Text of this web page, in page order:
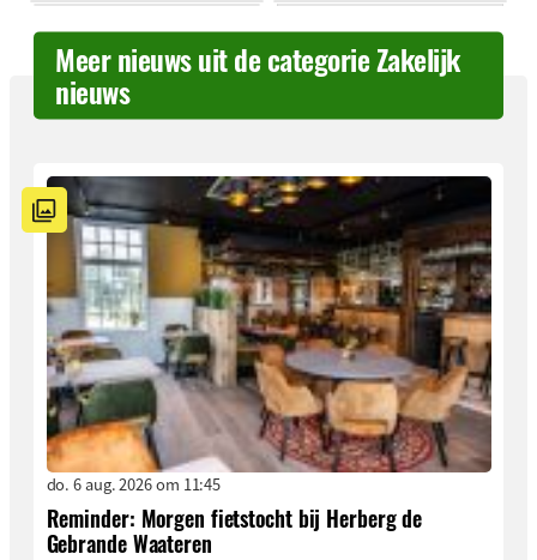
Meer nieuws uit de categorie Zakelijk
nieuws
do. 6 aug. 2026 om 11:45
Reminder: Morgen fietstocht bij Herberg de
Gebrande Waateren